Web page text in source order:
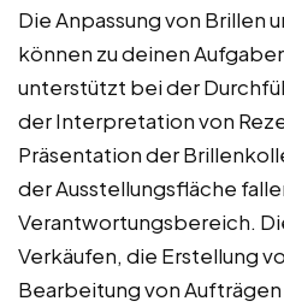
Die Anpassung von Brillen
können zu deinen
unterstützt bei der
der Interpretation von
Präsentation der
der Ausstellungsfläche
Verantwortungsbereich.
Verkäufen, die Erstellung
Bearbeitung von